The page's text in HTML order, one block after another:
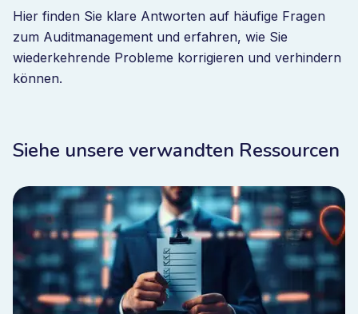
Hier finden Sie klare Antworten auf häufige Fragen
zum Auditmanagement und erfahren, wie Sie
wiederkehrende Probleme korrigieren und verhindern
können.
Siehe unsere verwandten Ressourcen